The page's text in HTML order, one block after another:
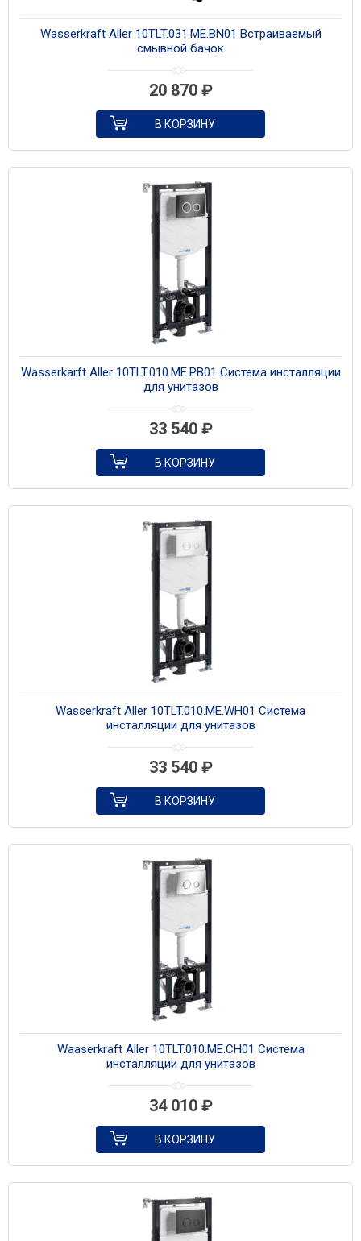
Wasserkraft Aller 10TLT.031.ME.BN01 Встраиваемый
смывной бачок
20 870 ₽
В КОРЗИНУ
Wasserkarft Aller 10TLT.010.ME.PB01 Система инсталляции
для унитазов
33 540 ₽
В КОРЗИНУ
Wasserkraft Aller 10TLT.010.ME.WH01 Система
инсталляции для унитазов
33 540 ₽
В КОРЗИНУ
Waaserkraft Aller 10TLT.010.ME.CH01 Система
инсталляции для унитазов
34 010 ₽
В КОРЗИНУ